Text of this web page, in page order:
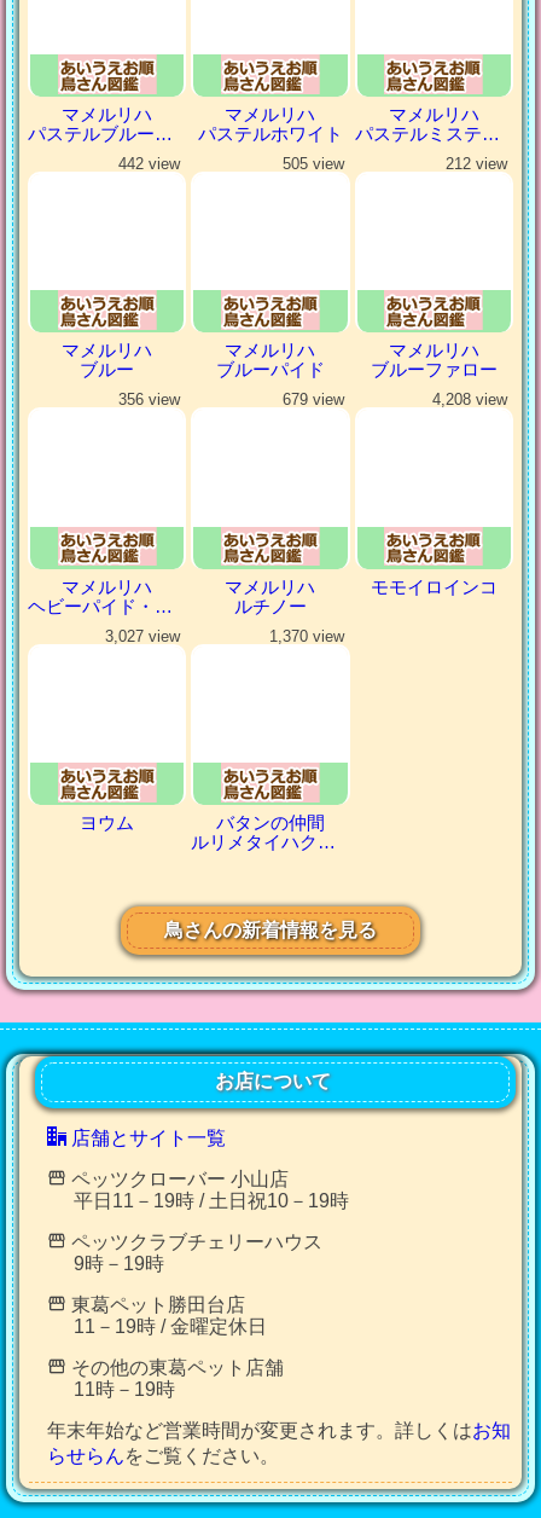
マメルリハ
パステルブルーパイド
マメルリハ
パステルホワイト
マメルリハ
パステルミスティダークグリーン
442 view
マメルリハ
ブルー
505 view
マメルリハ
ブルーパイド
212 view
マメルリハ
ブルーファロー
356 view
マメルリハ
ヘビーパイド・パステルコバルト
679 view
マメルリハ
ルチノー
4,208 view
モモイロインコ
3,027 view
ヨウム
1,370 view
バタンの仲間
ルリメタイハクオウム
鳥さんの新着情報を見る
お店について
店舗とサイト一覧
ペッツクローバー 小山店
平日11－19時 / 土日祝10－19時
ペッツクラブチェリーハウス
9時－19時
東葛ペット勝田台店
11－19時 / 金曜定休日
その他の東葛ペット店舗
11時－19時
年末年始など営業時間が変更されます。詳しくはお知
らせらんをご覧ください。